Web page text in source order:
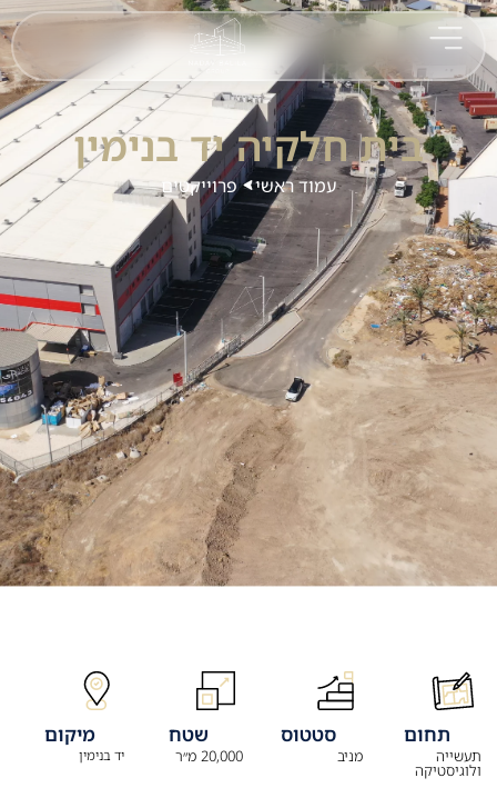
בית חלקיה יד בנימין
עמוד ראשי פרוייקטים
תחום
תעשייה
ולוגיסטיקה
סטטוס
מניב
שטח
20,000 מ״ר
מיקום
יד בנימין